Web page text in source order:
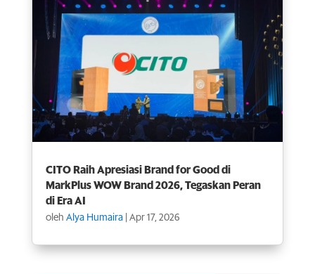
CITO Raih Apresiasi Brand for Good di
MarkPlus WOW Brand 2026, Tegaskan Peran
di Era AI
oleh Alya Humaira| Apr 17, 2026